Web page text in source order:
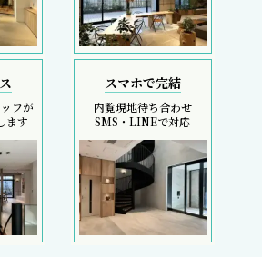
フが
ます
スマホで完結
内覧現地待ち合わせ
SMS・LINEで対応